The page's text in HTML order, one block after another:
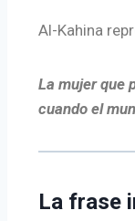
Al-Kahina
La mujer que
cuando el
La frase